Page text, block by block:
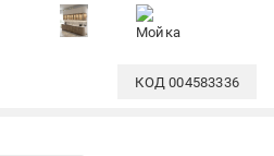
КОД004583336